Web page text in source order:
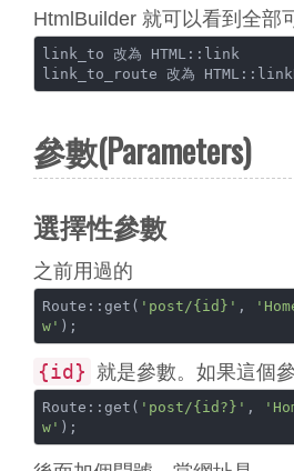
HtmlBuilder 就可以看到全部
link_to 改為 HTML::link
參數(Parameters)
選擇性參數
之前用過的
Route::get( 'post/{id}' ,
w'
{id} 就是參數。如果這個
Route::get( 'post/{id?}' ,
w'